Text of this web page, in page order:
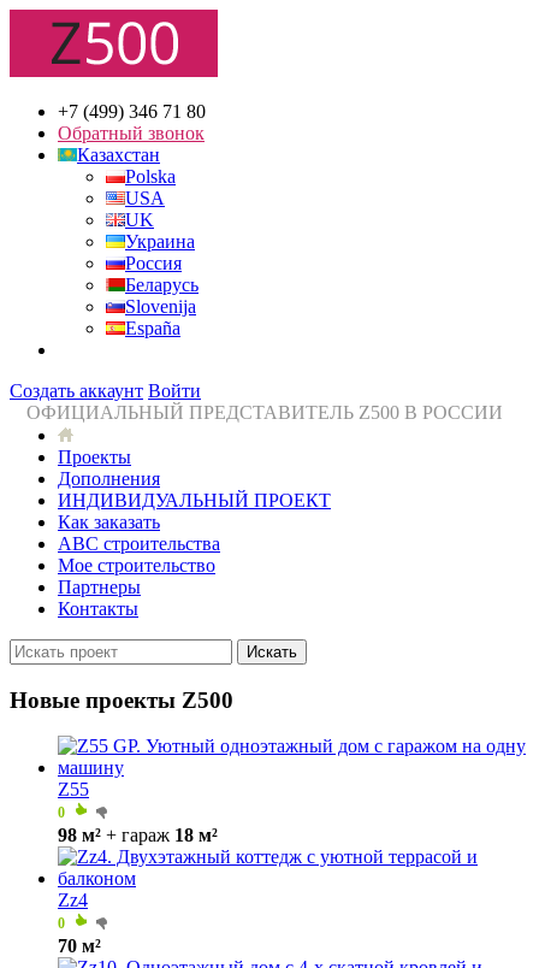
+7 (499) 346 71 80
Обратный звонок
Казахстан
Polska
USA
UK
Украина
Россия
Беларусь
Slovenija
España
Создать аккаунт Войти
ОФИЦИАЛЬНЫЙ ПРЕДСТАВИТЕЛЬ Z500 В РОССИИ
Проекты
Дополнения
ИНДИВИДУАЛЬНЫЙ ПРОЕКТ
Как заказать
ABC строительства
Мое строительство
Партнеры
Контакты
Искать
Новые проекты Z500
Z55
0
98 м² + гараж 18 м²
Zz4
0
70 м²